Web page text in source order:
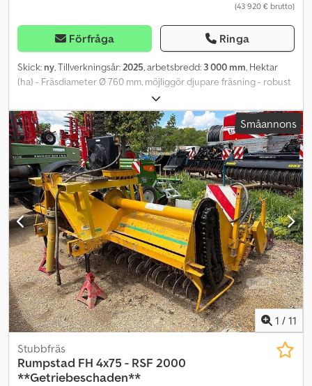
(43 920 € brutto)
Förfråga Ringa
Skick: ny, Tillverkningsår:2025, arbetsbredd: 3 000 mm, Hektar
(ha) - Fräsdiameter Ø 760 mm, möjliggör djupare fräsning - robust
och tyst vinkelväxel tack vare spiralformade kugghjul - Växeln är
konstruerad för 220 hästkrafter - Kedjedrivet rotor med härdade
kedjehjul - Kåpa monterad på fjädrar - Kåpan är exakt anpassad till
radien på skärena, vilket minskar mängden jord som fastnar - Inga
döda vinklar i huset - Svetsade skärhållare på rotoraxeln
Dodpfozqwpuox Ah Rock - Perfekt jordfördelning tack vare
förskjuten placering av skärena - Hydraulisk justering för
jordutkastet från metallkorgen - Kamkopplingssystem -
Hydrauliskt driven vallningsvals
Småannons
1 / 11
Stubbfräs
Rumpstad FH 4x75 - RSF 2000
**Getriebeschaden**